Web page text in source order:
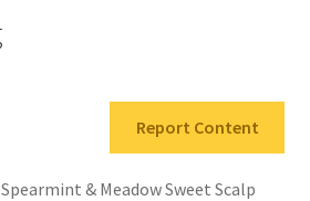
Report Content
& Meadow Sweet Scalp